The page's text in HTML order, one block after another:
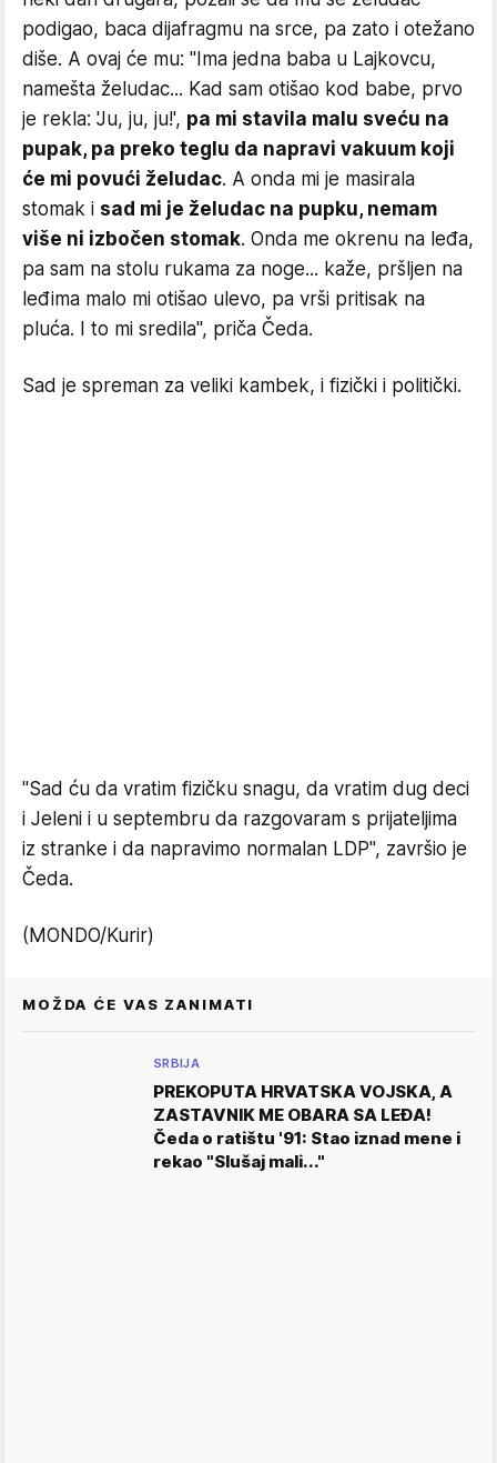
podigao, baca dijafragmu na srce, pa zato i otežano
diše. A ovaj će mu: "Ima jedna baba u Lajkovcu,
namešta želudac... Kad sam otišao kod babe, prvo
je rekla: 'Ju, ju, ju!', pa mi stavila malu sveću na
pupak, pa preko teglu da napravi vakuum koji
će mi povući želudac. A onda mi je masirala
stomak i sad mi je želudac na pupku, nemam
više ni izbočen stomak. Onda me okrenu na leđa,
pa sam na stolu rukama za noge... kaže, pršljen na
leđima malo mi otišao ulevo, pa vrši pritisak na
pluća. I to mi sredila", priča Čeda.
Sad je spreman za veliki kambek, i fizički i politički.
"Sad ću da vratim fizičku snagu, da vratim dug deci
i Jeleni i u septembru da razgovaram s prijateljima
iz stranke i da napravimo normalan LDP", završio je
Čeda.
(MONDO/Kurir)
MOŽDA ĆE VAS ZANIMATI
SRBIJA
PREKOPUTA HRVATSKA VOJSKA, A
ZASTAVNIK ME OBARA SA LEĐA!
Čeda o ratištu '91: Stao iznad mene i
rekao "Slušaj mali..."